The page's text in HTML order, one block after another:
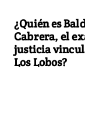
¿Quién es
Cabrera, el
justicia
Los Lobos?